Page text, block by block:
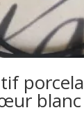
blanc